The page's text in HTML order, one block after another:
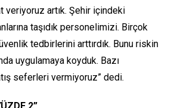
veriyoruz artık. Şehir içindeki
taşıdık personelimizi. Birçok
tedbirlerini arttırdık. Bunu riskin
uygulamaya koyduk. Bazı
seferleri vermiyoruz” dedi.
2”